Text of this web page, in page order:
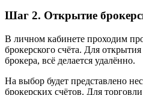
Шаг 2. Открытие
В личном кабинете проходим
брокерского счёта. Для
брокера, всё делается удалённо.
На выбор будет представлено
брокерских счётов. Для